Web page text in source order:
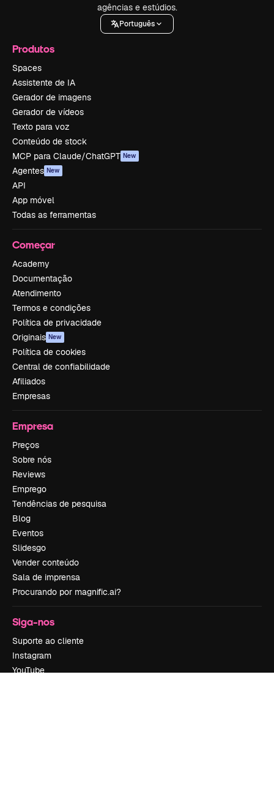
agências e estúdios.
Português
Produtos
Spaces
Assistente de IA
Gerador de imagens
Gerador de vídeos
Texto para voz
Conteúdo de stock
MCP para Claude/ChatGPT New
Agentes New
API
App móvel
Todas as ferramentas
Começar
Academy
Documentação
Atendimento
Termos e condições
Política de privacidade
Originais New
Política de cookies
Central de confiabilidade
Afiliados
Empresas
Empresa
Preços
Sobre nós
Reviews
Emprego
Tendências de pesquisa
Blog
Eventos
Slidesgo
Vender conteúdo
Sala de imprensa
Procurando por magnific.ai?
Siga-nos
Suporte ao cliente
Instagram
YouTube